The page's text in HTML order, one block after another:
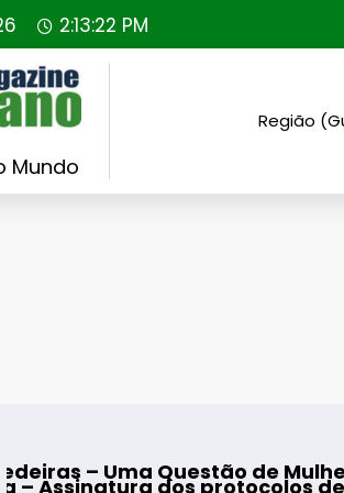
2:13:23 PM
Mundo
Região
de Mulheres e de Homens”
protocolos de cooperação
Mangualde